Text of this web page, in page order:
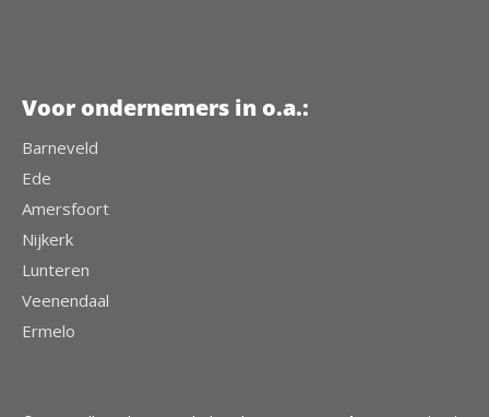
Voor ondernemers in o.a.:
Barneveld
Ede
Amersfoort
Nijkerk
Lunteren
Veenendaal
Ermelo